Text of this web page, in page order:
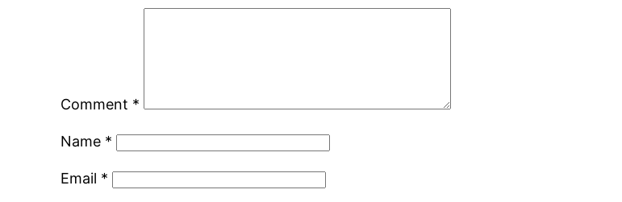
Comment *
Name *
Email *